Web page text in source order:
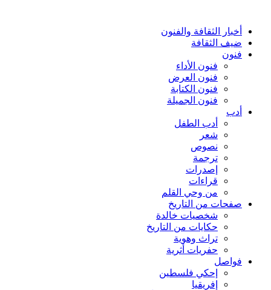
أخبار الثقافة والفنون
ضيف الثقافة
فنون
فنون الأداء
فنون العرض
فنون الكتابة
فنون الجميلة
أدب
أدب الطفل
شعر
نصوص
ترجمة
إصدرات
قراءات
من وحي القلم
صفحات من التاريخ
شخصيات خالدة
حكايات من التاريخ
تراث وهوية
حفريات أثرية
فواصل
إحكي فلسطين
إفريقيا